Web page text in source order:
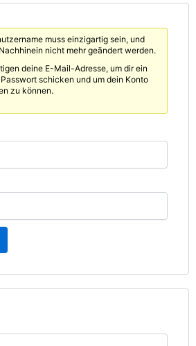
muss einzigartig sein, und
nicht mehr geändert werden.
deine E-Mail-Adresse, um dir ein
schicken und um dein Konto
zu können.